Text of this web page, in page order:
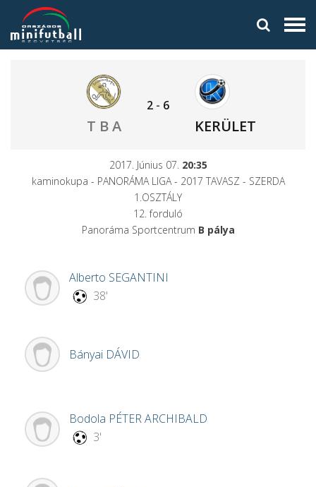
T B A
2- 6
KERÜLET
2017. Június 07. 20:35
kaminokupa - PANORÁMA LIGA - 2017 TAVASZ - SZERDA
1.OSZTÁLY
12. forduló
Panoráma Sportcentrum B pálya
Alberto SEGANTINI
38'
Bányai DÁVID
Bodola PÉTER ARCHIBALD
3'